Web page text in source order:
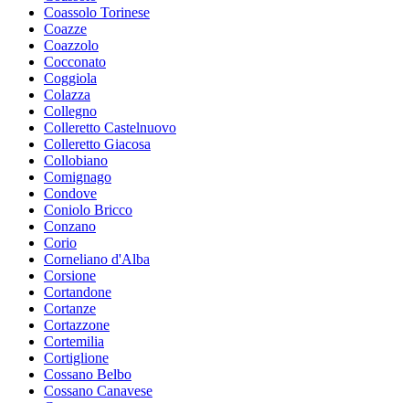
Coassolo Torinese
Coazze
Coazzolo
Cocconato
Coggiola
Colazza
Collegno
Colleretto Castelnuovo
Colleretto Giacosa
Collobiano
Comignago
Condove
Coniolo Bricco
Conzano
Corio
Corneliano d'Alba
Corsione
Cortandone
Cortanze
Cortazzone
Cortemilia
Cortiglione
Cossano Belbo
Cossano Canavese